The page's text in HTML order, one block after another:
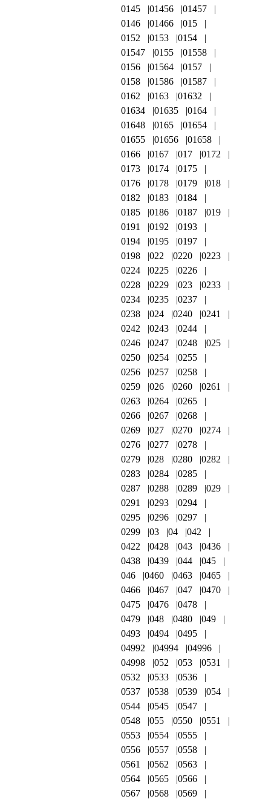
0145
01456
01457
0146
01466
015
0152
0153
0154
01547
0155
01558
0156
01564
0157
0158
01586
01587
0162
0163
01632
01634
01635
0164
01648
0165
01654
01655
01656
01658
0166
0167 017
0172
0173
0174
0175
0176
0178 0179
018
0182
0183
0184
0185
0186 0187
019
0191
0192
0193
0194
0195
0197
0198
022 0220
0223
0224
0225
0226
0228
0229 023
0233
0234
0235
0237
0238
024 0240
0241
0242
0243
0244
0246
0247 0248
025
0250
0254
0255
0256
0257
0258
0259
026 0260
0261
0263
0264
0265
0266
0267
0268
0269
027 0270
0274
0276
0277
0278
0279
028 0280
0282
0283
0284
0285
0287
0288 0289
029
0291
0293
0294
0295
0296
0297
0299
03 04
042
0422
0428 043
0436
0438
0439 044
045
046
0460 0463
0465
0466
0467 047
0470
0475
0476
0478
0479
048 0480
049
0493
0494
0495
04992
04994
04996
04998
052 053
0531
0532
0533
0536
0537
0538 0539
054
0544
0545
0547
0548
055 0550
0551
0553
0554
0555
0556
0557
0558
0561
0562
0563
0564
0565
0566
0567
0568
0569